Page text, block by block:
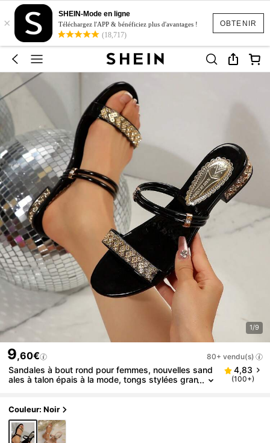
OBTENIR
×
SHEIN-Mode en ligne
Téléchargez l'APP & bénéficiez plus d'avantages !
(18,717)
1/9
9,60€ 80+ vendu(s)
Sandales à bout rond pour femmes, nouvelles sand
ales à talon épais à la mode, tongs stylées gran
4,83
(100+)
Couleur: Noir